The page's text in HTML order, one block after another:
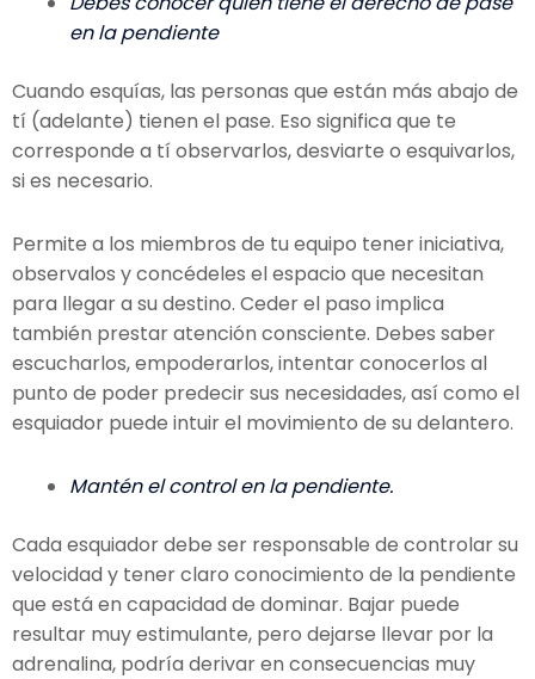
en la pendiente
Cuando esquías, las personas que están más abajo de
tí (adelante) tienen el pase. Eso significa que te
corresponde a tí observarlos, desviarte o esquivarlos,
si es necesario.
Permite a los miembros de tu equipo tener iniciativa,
observalos y concédeles el espacio que necesitan
para llegar a su destino. Ceder el paso implica
también prestar atención consciente. Debes saber
escucharlos, empoderarlos, intentar conocerlos al
punto de poder predecir sus necesidades, así como el
esquiador puede intuir el movimiento de su delantero.
Mantén el control en la pendiente.
Cada esquiador debe ser responsable de controlar su
velocidad y tener claro conocimiento de la pendiente
que está en capacidad de dominar. Bajar puede
resultar muy estimulante, pero dejarse llevar por la
adrenalina, podría derivar en consecuencias muy